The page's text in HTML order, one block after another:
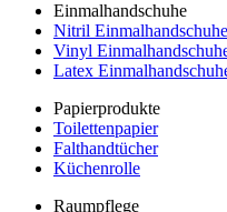
Einmalhandschuhe
Nitril Einmalhandschuhe
Vinyl
Latex
Papierprodukte
Toilettenpapier
Falthandtücher
Küchenrolle
Raumpflege